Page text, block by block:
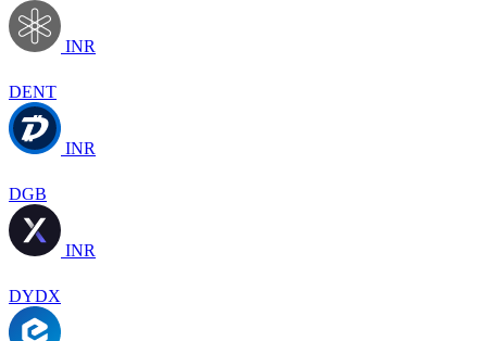
INR
DENT
INR
DGB
INR
DYDX